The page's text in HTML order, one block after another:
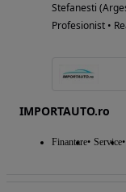
Stefanesti
Profesionist •
IMPORTAUTO.ro
Finantare Service